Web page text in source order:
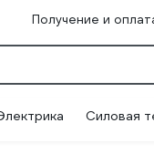
Получение и
Силовая